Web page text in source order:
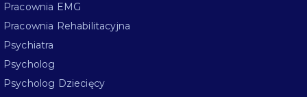
Pracownia EMG
Pracownia Rehabilitacyjna
Psychiatra
Psycholog
Psycholog Dziecięcy